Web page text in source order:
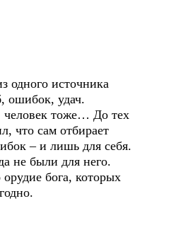
одного источника
ошибок, удач.
человек тоже… До тех
что сам отбирает
– и лишь для себя.
не были для него.
бога, которых